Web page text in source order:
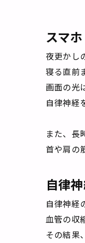
スマ
夜更かし
寝る直前
画面の光
自律神経
また、長
首や肩の
自律
自律神経
血管の収
その結果、